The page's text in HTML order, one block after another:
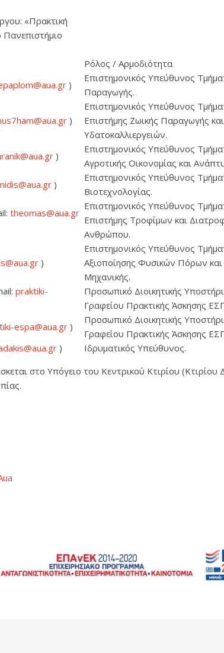
«Πρακτική
Ρόλος / Αρμοδιότητα
)
Επιστημονικός Υπεύθυνος
Παραγωγής.
)
Επιστημονικός Υπεύθυνος
Επιστήμης Ζωικής Παραγωγής και
Υδατοκαλλιεργειών.
)
Επιστημονικός Υπεύθυνος
Αγροτικής Οικονομίας και
)
Επιστημονικός Υπεύθυνος
Βιοτεχνολογίας.
theomas@aua.gr
Επιστημονικός Υπεύθυνος
Επιστήμης Τροφίμων και
Ανθρώπου.
)
Επιστημονικός Υπεύθυνος
Αξιοποίησης Φυσικών Πόρων και
Μηχανικής.
praktiki-
Προσωπικό Διοικητικής
Γραφείου Πρακτικής Άσκησης
espa@aua.gr)
Προσωπικό Διοικητικής
Γραφείου Πρακτικής Άσκησης
)
Ιδρυματικός Υπεύθυνος.
στο Υπόγειο του Κεντρικού Κτιρίου (Κτιρίου